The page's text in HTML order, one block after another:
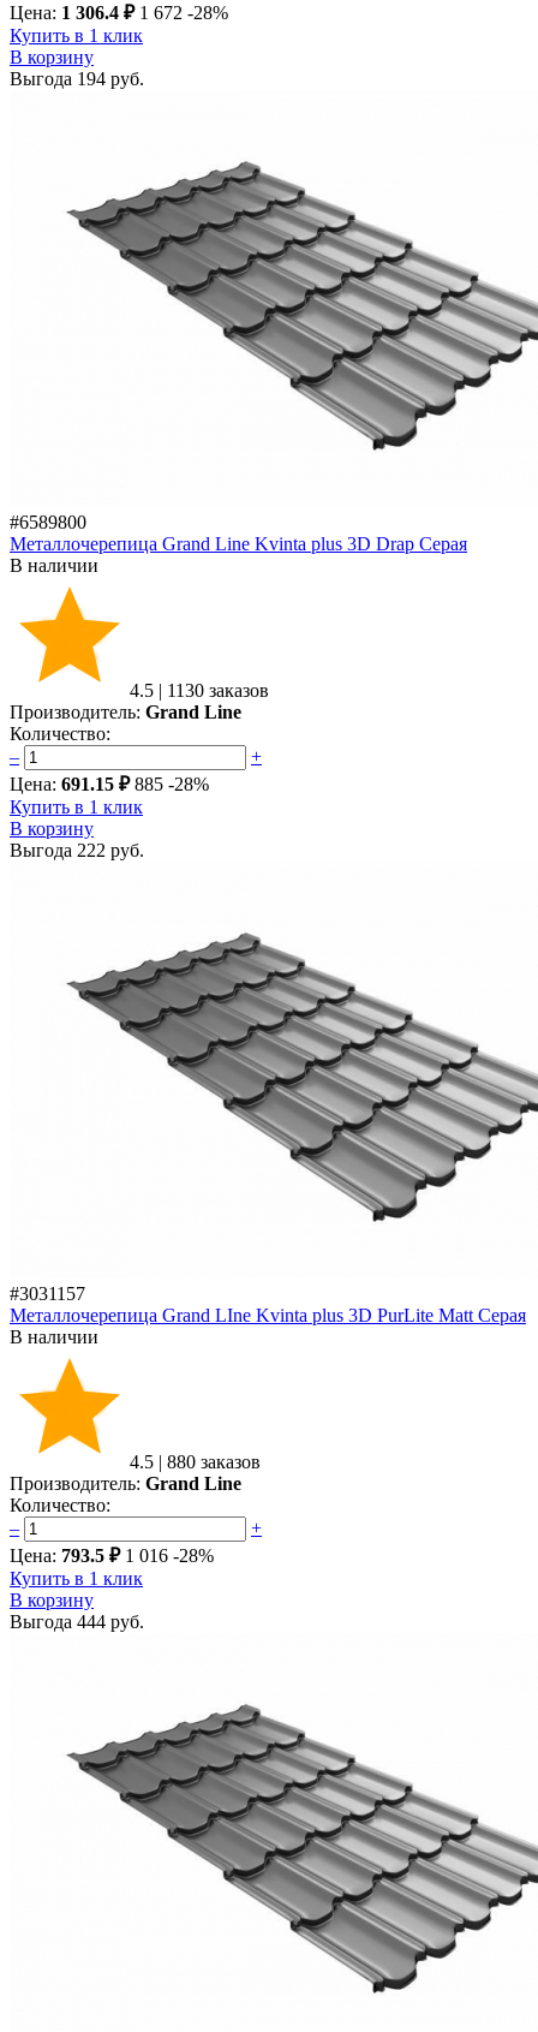
Цена: 1 306.4 ₽ 1 672 -28%
Купить в 1 клик
В корзину
Выгода 194 руб.
#6589800
Металлочерепица Grand Line Kvinta plus 3D Drap Серая
В наличии
4.5 | 1130 заказов
Производитель: Grand Line
Количество:
–
+
Цена: 691.15 ₽ 885 -28%
Купить в 1 клик
В корзину
Выгода 222 руб.
#3031157
Металлочерепица Grand LIne Kvinta plus 3D PurLite Matt Серая
В наличии
4.5 | 880 заказов
Производитель: Grand Line
Количество:
–
+
Цена: 793.5 ₽ 1 016 -28%
Купить в 1 клик
В корзину
Выгода 444 руб.